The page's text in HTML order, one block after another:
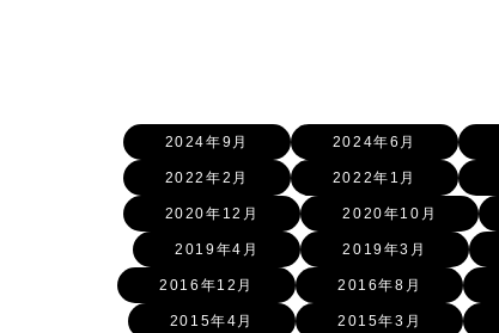
2024年9月 2024年6月
2022年2月 2022年1月
2020年12月 2020年10月
2019年4月 2019年3月
2016年12月 2016年8月
2015年4月 2015年3月